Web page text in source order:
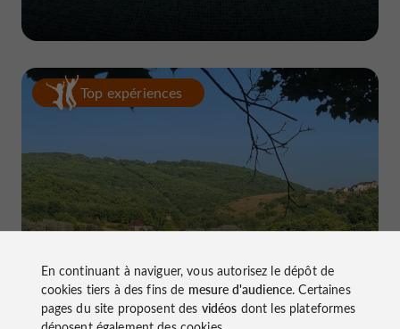
Top expériences
Le Lac du Causse, LE lieu à connaître
près de Brive
En continuant à naviguer, vous autorisez le dépôt de
cookies tiers à des fins de mesure d'audience. Certaines
pages du site proposent des vidéos dont les plateformes